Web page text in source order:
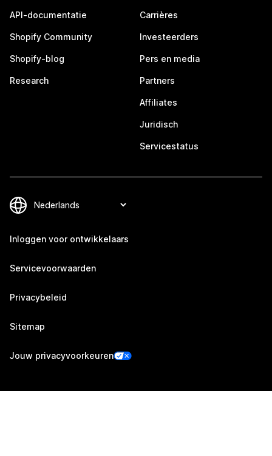
API-documentatie
Shopify Community
Shopify-blog
Research
Carrières
Investeerders
Pers en media
Partners
Affiliates
Juridisch
Servicestatus
Inloggen voor ontwikkelaars
Servicevoorwaarden
Privacybeleid
Sitemap
Jouw privacyvoorkeuren